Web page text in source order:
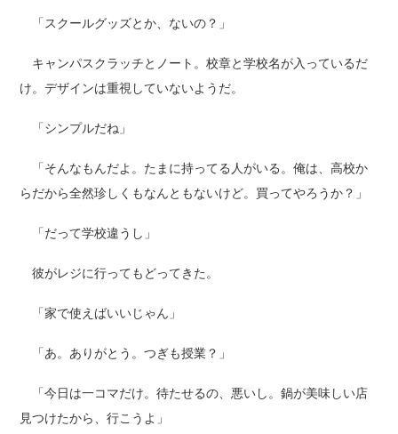
「スクールグッズとか、ないの？」
キャンパスクラッチとノート。校章と学校名が入っているだ
け。デザインは重視していないようだ。
「シンプルだね」
「そんなもんだよ。たまに持ってる人がいる。俺は、高校か
らだから全然珍しくもなんともないけど。買ってやろうか？」
「だって学校違うし」
彼がレジに行ってもどってきた。
「家で使えばいいじゃん」
「あ。ありがとう。つぎも授業？」
「今日は一コマだけ。待たせるの、悪いし。鍋が美味しい店
見つけたから、行こうよ」